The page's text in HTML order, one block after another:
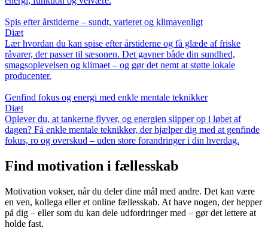
Spis efter årstiderne – sundt, varieret og klimavenligt
Diæt
Lær hvordan du kan spise efter årstiderne og få glæde af friske
råvarer, der passer til sæsonen. Det gavner både din sundhed,
smagsoplevelsen og klimaet – og gør det nemt at støtte lokale
producenter.
Genfind fokus og energi med enkle mentale teknikker
Diæt
Oplever du, at tankerne flyver, og energien slipper op i løbet af
dagen? Få enkle mentale teknikker, der hjælper dig med at genfinde
fokus, ro og overskud – uden store forandringer i din hverdag.
Find motivation i fællesskab
Motivation vokser, når du deler dine mål med andre. Det kan være
en ven, kollega eller et online fællesskab. At have nogen, der hepper
på dig – eller som du kan dele udfordringer med – gør det lettere at
holde fast.